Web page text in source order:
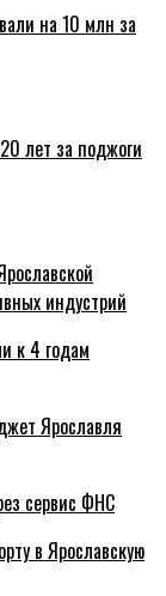
на 10 млн за
лет за поджоги
индустрий
к 4 годам
Ярославля
сервис ФНС
в Ярославскую